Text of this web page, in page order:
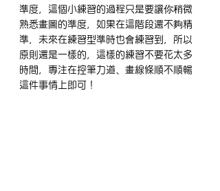
準度，這個小練習的過程只是要讓你稍微
熟悉畫圖的準度，如果在這階段還不夠精
準，未來在練習型準時也會練習到，所以
原則還是一樣的，這樣的練習不要花太多
時間，專注在控筆力道、畫線條順不順暢
這件事情上即可！